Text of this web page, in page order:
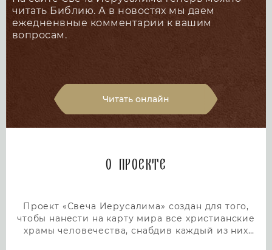
читать Библию. А в новостях мы даем
ежедненвные комментарии к вашим
вопросам.
Читать онлайн
О проекте
Проект «Свеча Иерусалима» создан для того,
чтобы нанести на карту мира все христианские
храмы человечества, снабдив каждый из них